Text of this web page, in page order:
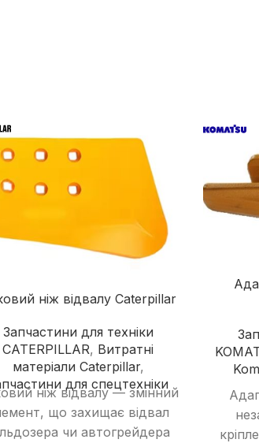
ніж відвалу Caterpillar
Запчастини для техніки
CATERPILLAR, Витратні
матеріали Caterpillar,
для спецтехніки
ніж відвалу — змінний
що захищає відвал
чи автогрейдера